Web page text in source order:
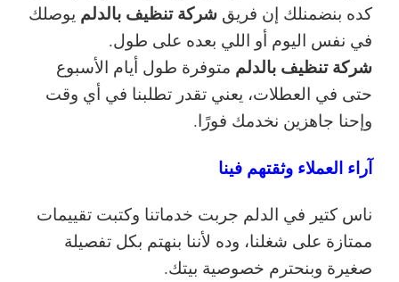
كده بنضمنلك إن فريق شركة تنظيف بالدلم يوصلك
في نفس اليوم أو اللي بعده على طول.
شركة تنظيف بالدلم متوفرة طول أيام الأسبوع
حتى في العطلات، يعني تقدر تطلبنا في أي وقت
وإحنا جاهزين نخدمك فورًا.
آراء العملاء وثقتهم فينا
ناس كتير في الدلم جربت خدماتنا وكتبت تقييمات
ممتازة على شغلنا، وده لأننا بنهتم بكل تفصيلة
صغيرة وبنحترم خصوصية بيتك.